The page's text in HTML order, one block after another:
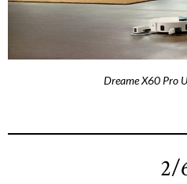
Dreame X60 Pro
2/